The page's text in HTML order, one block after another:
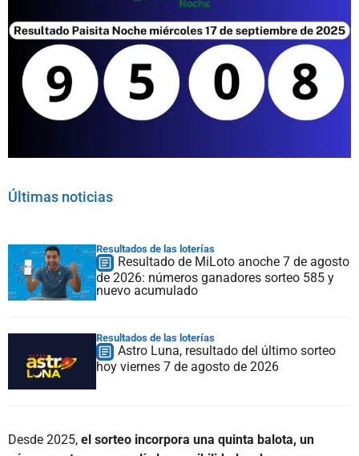
Últimas noticias
Resultados de las loterías
Resultado de MiLoto anoche 7 de agosto
de 2026: números ganadores sorteo 585 y
nuevo acumulado
Resultados de las loterías
Astro Luna, resultado del último sorteo
hoy viernes 7 de agosto de 2026
Desde 2025, el sorteo incorpora una quinta balota, un